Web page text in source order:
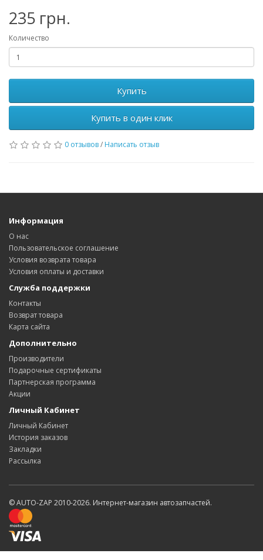
235 грн.
Количество
Купить
Купить в один клик
0 отзывов/ Написать отзыв
Информация
О нас
Пользовательское соглашение
Условия возврата товара
Условия оплаты и доставки
Служба поддержки
Контакты
Возврат товара
Карта сайта
Дополнительно
Производители
Подарочные сертификаты
Партнерская программа
Акции
Личный Кабинет
Личный Кабинет
История заказов
Закладки
Рассылка
© AUTO-ZAP 2010-2026. Интернет-магазин автозапчастей.